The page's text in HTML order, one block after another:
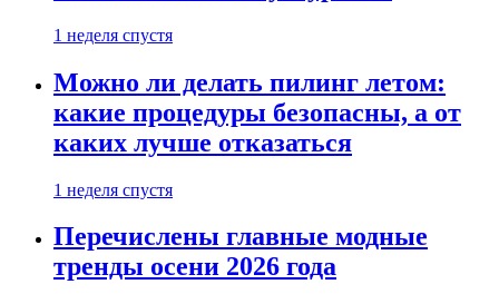
1 неделя спустя
Можно ли делать пилинг летом:
какие процедуры безопасны, а от
каких лучше отказаться
1 неделя спустя
Перечислены главные модные
тренды осени 2026 года